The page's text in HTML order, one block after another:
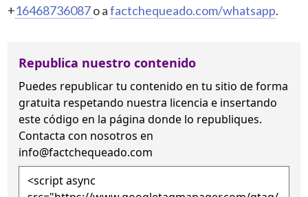
+16468736087o afactchequeado.com/whatsapp.
Republica nuestro contenido
Puedes republicar tu contenido en tu sitio de forma
gratuita respetando nuestra licencia e insertando
este código en la página donde lo republiques.
Contacta con nosotros en
info@factchequeado.com